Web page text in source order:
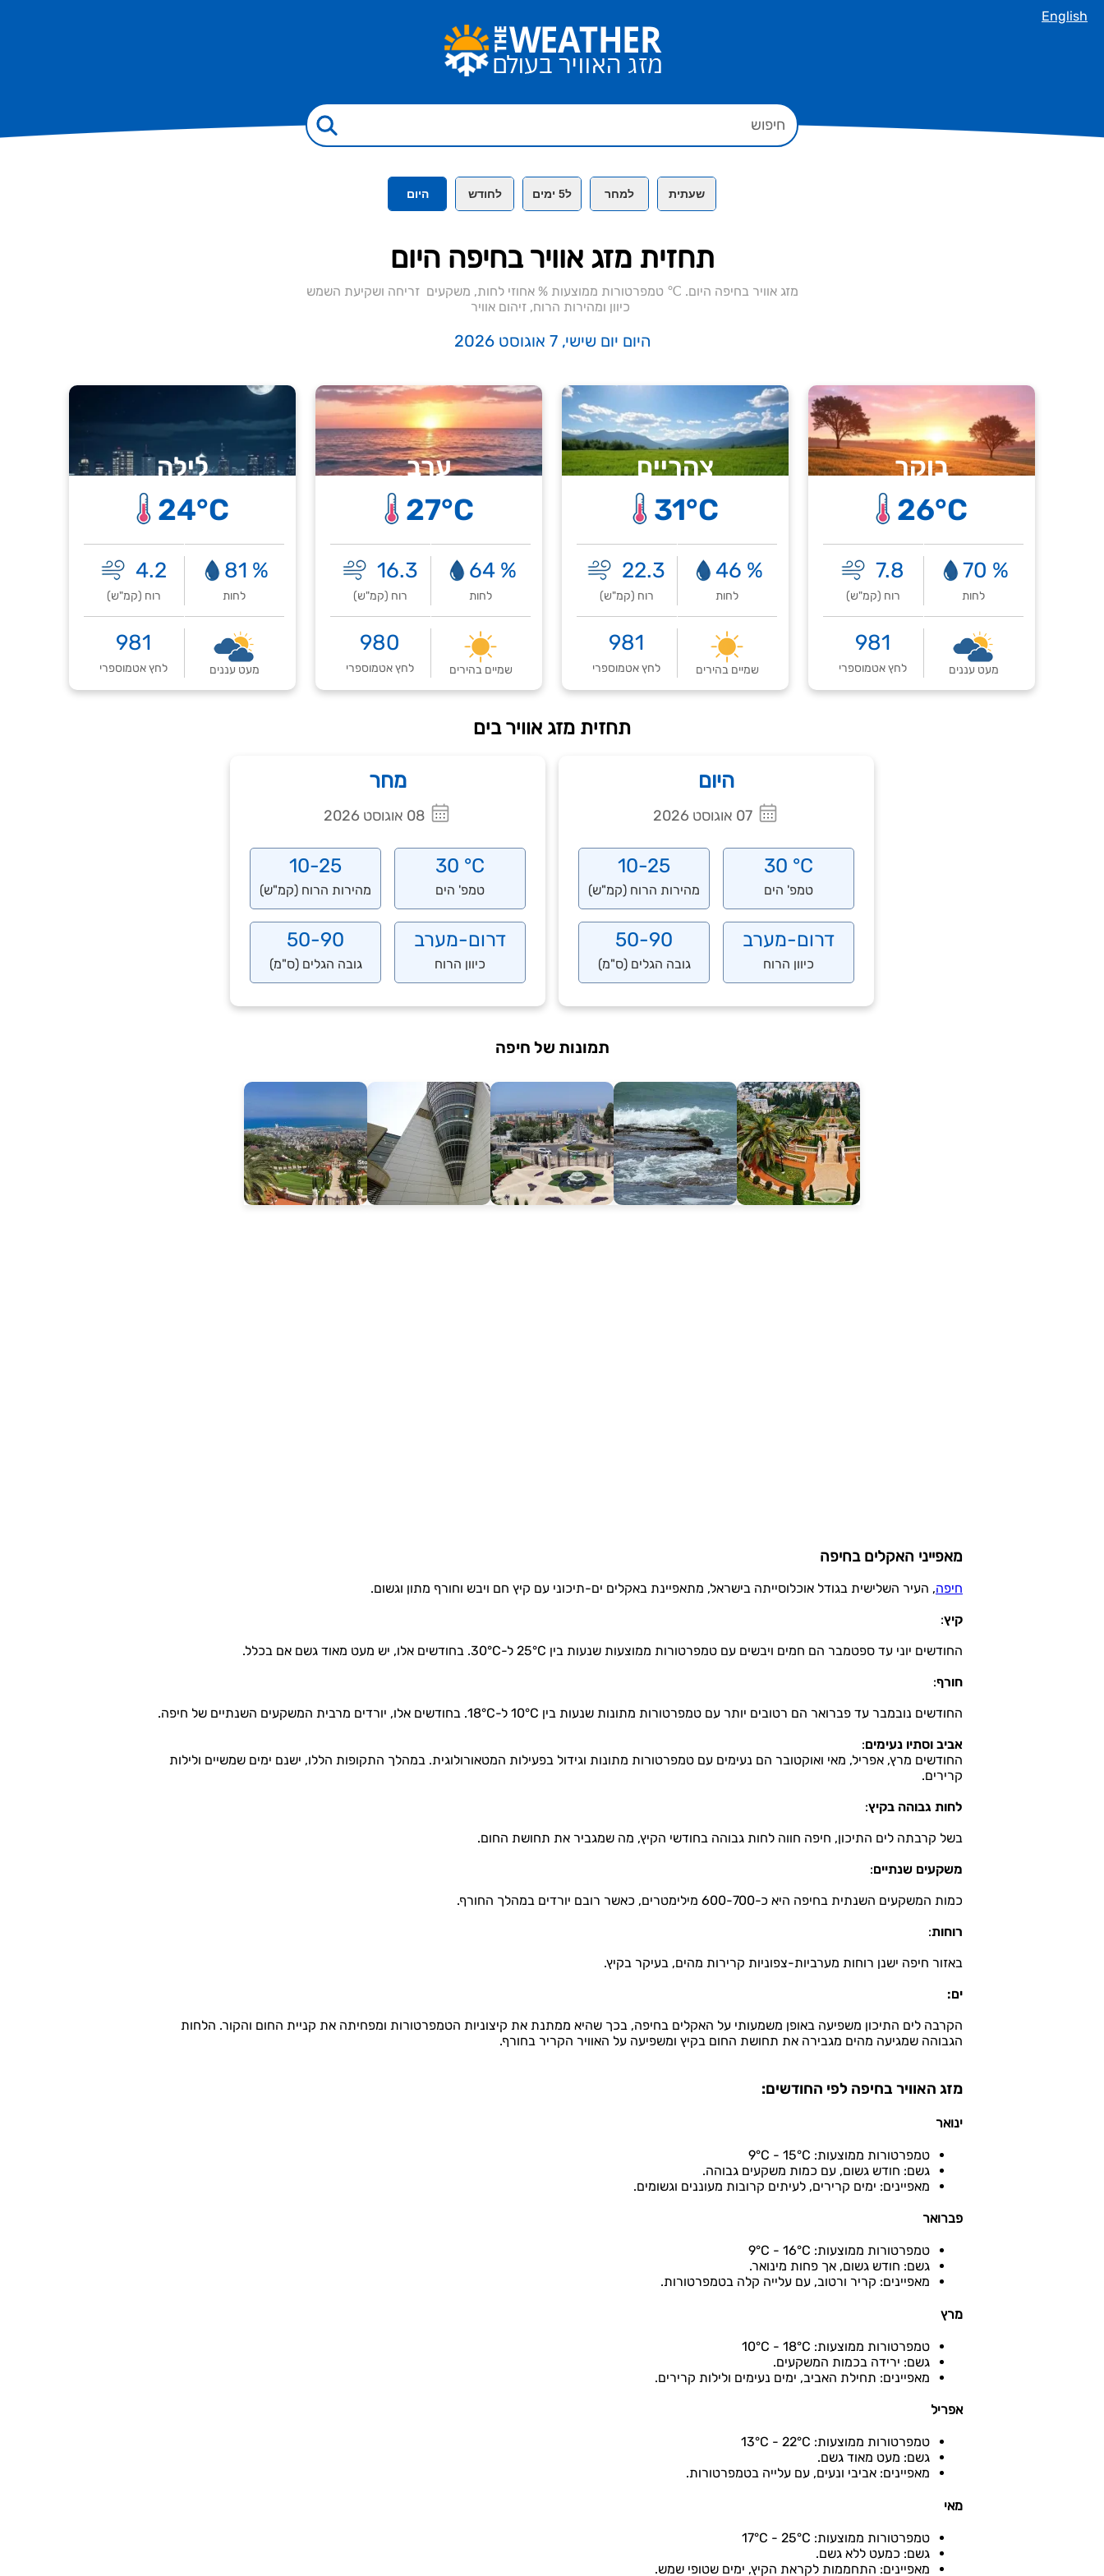
English
שעתית למחר ל5 ימים לחודש היום
תחזית מזג אוויר בחיפה היום
מזג אוויר בחיפה היום. ℃ טמפרטורות ממוצעות % אחוזי לחות, משקעים ️ זריחה ושקיעת השמש
️ כיוון ומהירות הרוח, זיהום אוויר
היום יום שישי, 7 אוגוסט 2026
בוקר
26°C
% 70
לחות
7.8
רוח (קמ"ש)
מעט עננים
981
לחץ אטמוספרי
צהריים
31°C
% 46
לחות
22.3
רוח (קמ"ש)
שמיים בהירים
981
לחץ אטמוספרי
ערב
27°C
% 64
לחות
16.3
רוח (קמ"ש)
שמיים בהירים
980
לחץ אטמוספרי
לילה
24°C
% 81
לחות
4.2
רוח (קמ"ש)
מעט עננים
981
לחץ אטמוספרי
תחזית מזג אוויר בים
היום
07 אוגוסט 2026
30 °C
טמפ' הים
10-25
מהירות הרוח (קמ"ש)
דרום-מערב
כיוון הרוח
50-90
גובה הגלים (ס"מ)
מחר
08 אוגוסט 2026
30 °C
טמפ' הים
10-25
מהירות הרוח (קמ"ש)
דרום-מערב
כיוון הרוח
50-90
גובה הגלים (ס"מ)
תמונות של חיפה
מאפייני האקלים בחיפה
חיפה, העיר השלישית בגודל אוכלוסייתה בישראל, מתאפיינת באקלים ים-תיכוני עם קיץ חם ויבש וחורף מתון וגשום.
קיץ:
החודשים יוני עד ספטמבר הם חמים ויבשים עם טמפרטורות ממוצעות שנעות בין 25°C ל-30°C. בחודשים אלו, יש מעט מאוד גשם אם בכלל.
חורף:
החודשים נובמבר עד פברואר הם רטובים יותר עם טמפרטורות מתונות שנעות בין 10°C ל-18°C. בחודשים אלו, יורדים מרבית המשקעים השנתיים של חיפה.
אביב וסתיו נעימים:
החודשים מרץ, אפריל, מאי ואוקטובר הם נעימים עם טמפרטורות מתונות וגידול בפעילות המטאורולוגית. במהלך התקופות הללו, ישנם ימים שמשיים ולילות
קרירים.
לחות גבוהה בקיץ:
בשל קרבתה לים התיכון, חיפה חווה לחות גבוהה בחודשי הקיץ, מה שמגביר את תחושת החום.
משקעים שנתיים:
כמות המשקעים השנתית בחיפה היא כ-600-700 מילימטרים, כאשר רובם יורדים במהלך החורף.
רוחות:
באזור חיפה ישנן רוחות מערביות-צפוניות קרירות מהים, בעיקר בקיץ.
ים:
הקרבה לים התיכון משפיעה באופן משמעותי על האקלים בחיפה, בכך שהיא ממתנת את קיצוניות הטמפרטורות ומפחיתה את קניית החום והקור. הלחות
הגבוהה שמגיעה מהים מגבירה את תחושת החום בקיץ ומשפיעה על האוויר הקריר בחורף.
מזג האוויר בחיפה לפי החודשים:
ינואר
טמפרטורות ממוצעות: 9°C - 15°C
גשם: חודש גשום, עם כמות משקעים גבוהה.
מאפיינים: ימים קרירים, לעיתים קרובות מעוננים וגשומים.
פברואר
טמפרטורות ממוצעות: 9°C - 16°C
גשם: חודש גשום, אך פחות מינואר.
מאפיינים: קריר ורטוב, עם עלייה קלה בטמפרטורות.
מרץ
טמפרטורות ממוצעות: 10°C - 18°C
גשם: ירידה בכמות המשקעים.
מאפיינים: תחילת האביב, ימים נעימים ולילות קרירים.
אפריל
טמפרטורות ממוצעות: 13°C - 22°C
גשם: מעט מאוד גשם.
מאפיינים: אביבי ונעים, עם עלייה בטמפרטורות.
מאי
טמפרטורות ממוצעות: 17°C - 25°C
גשם: כמעט ללא גשם.
מאפיינים: התחממות לקראת הקיץ, ימים שטופי שמש.